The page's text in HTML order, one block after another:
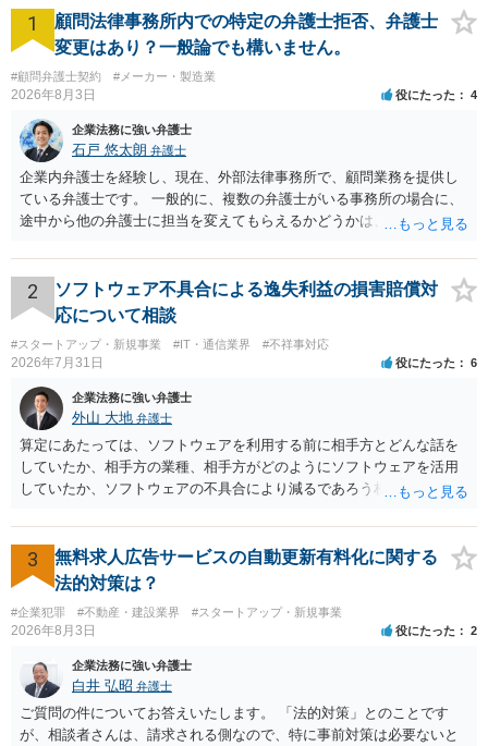
1
顧問法律事務所内での特定の弁護士拒否、弁護士
変更はあり？一般論でも構いません。
#顧問弁護士契約 #メーカー・製造業
2026年8月3日 役にたった 4
企業法務に強い弁護士
石戸 悠太朗 弁護士
企業内弁護士を経験し、現在、外部法律事務所で、顧問業務を提供し
ている弁護士です。 一般的に、複数の弁護士がいる事務所の場合に、
途中から他の弁護士に担当を変えてもらえるかどうかは、当該事務所
が不満を抱いている弁護士を担当にすることは望ましくないため、別
の弁護士に変更するのが通常でしょう。それでも、担当弁護士を変え
てくれない場合は、他の弁護士の担当案件が一般で担当を変えられな
いなどの事情があるかと思います。 担当弁護士が変わらず、仕事内容
も改善されない場合には、決済権限を持つ上司に相談し、顧問契約自
体を見直すのが一番かと思います。
2
ソフトウェア不具合による逸失利益の損害賠償対
応について相談
#スタートアップ・新規事業 #IT・通信業界 #不祥事対応
2026年7月31日 役にたった 6
企業法務に強い弁護士
外山 大地 弁護士
算定にあたっては、ソフトウェアを利用する前に相手方とどんな話を
していたか、相手方の業種、相手方がどのようにソフトウェアを活用
していたか、ソフトウェアの不具合により減るであろう相手方の将来
ます。 すでに王先生からも回答されている通り、最寄りの弁護士に相
談されることをお勧めします。
3
無料求人広告サービスの自動更新有料化に関する
法的対策は？
#企業犯罪 #不動産・建設業界 #スタートアップ・新規事業
2026年8月3日 役にたった 2
企業法務に強い弁護士
白井 弘昭 弁護士
ご質問の件についてお答えいたします。 「法的対策」とのことです
が、相談者さんは、請求される側なので、特に事前対策は必要ないと